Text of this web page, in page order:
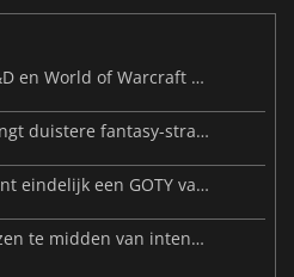
Roll for Azeroth brengt D&D en World of Warcraft samen
Disciples: Domination brengt duistere fantasy-strategie terug
Hollow Knight: Silksong wint eindelijk een GOTY van Expeditie 33
Expedition 33 verliest prijzen te midden van intense AI controverse